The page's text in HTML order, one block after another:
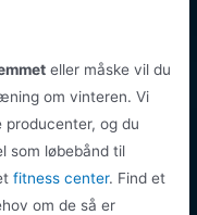
eller måske vil du
om vinteren. Vi
og du
som løbebånd til
fitness center. Find et
om de så er